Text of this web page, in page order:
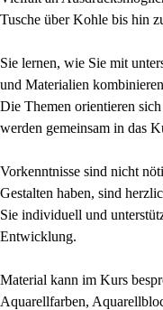
Tusche über Kohle bis hin
Sie lernen, wie Sie mit
und Materialien
Die Themen orientieren
werden gemeinsam in das
Vorkenntnisse sind nicht
Gestalten haben, sind
Sie individuell und
Entwicklung.
Material kann im Kurs
Aquarellfarben,